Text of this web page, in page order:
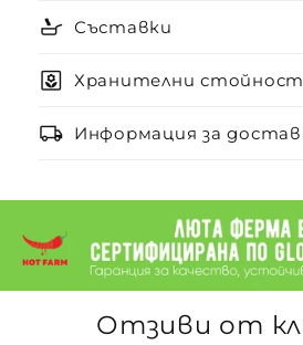
skillet Съставки
yard Хранителни
local_shipping Информация за
Отзиви от